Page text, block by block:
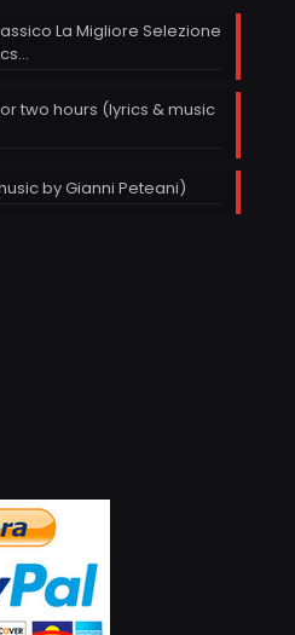
La Migliore Selezione
two hours (lyrics & music
by Gianni Peteani)